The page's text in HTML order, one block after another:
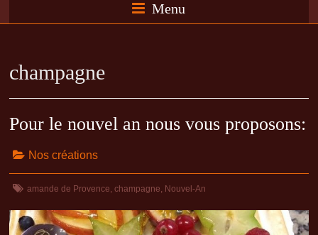
Menu
champagne
Pour le nouvel an nous vous proposons:
Nos créations
amande de Provence,champagne, Nouvel-An